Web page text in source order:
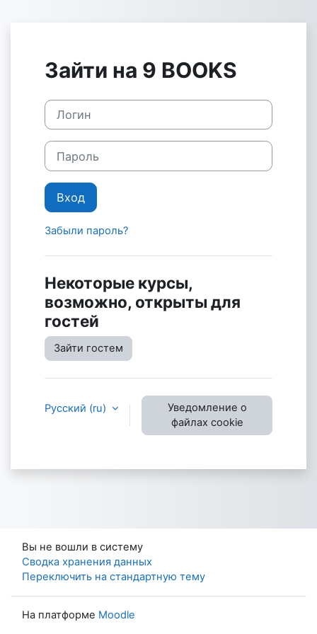
Зайти на 9 BOOKS
Логин
Пароль
Вход
Забыли пароль?
Некоторые курсы,
возможно, открыты для
гостей
Зайти гостем
Русский ‎(ru)‎
Уведомление о
файлах cookie
Вы не вошли в систему
Сводка хранения данных
Переключить на стандартную тему
На платформе Moodle